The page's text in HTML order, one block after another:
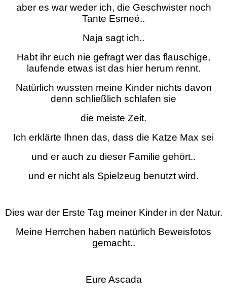
aber es war weder ich, die Geschwister noch
Tante Esmeé..
Naja sagt ich..
Habt ihr euch nie gefragt wer das flauschige,
laufende etwas ist das hier herum rennt.
Natürlich wussten meine Kinder nichts davon
denn schließlich schlafen sie
die meiste Zeit.
Ich erklärte Ihnen das, dass die Katze Max sei
und er auch zu dieser Familie gehört..
und er nicht als Spielzeug benutzt wird.
Dies war der Erste Tag meiner Kinder in der Natur.
Meine Herrchen haben natürlich Beweisfotos
gemacht..
Eure Ascada